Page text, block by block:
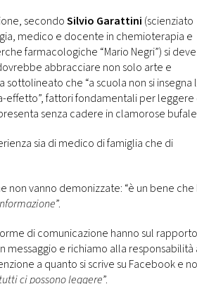
secondoSilvio Garattini (scienziato
medico e docente in chemioterapia e
farmacologiche “Mario Negri”) si deve
abbracciare non solo arte e
sottolineato che “a scuola non si insegna
fattori fondamentali per leggere
senza cadere in clamorose
sia di medico di famiglia che di
non vanno demonizzate: “è un bene che
”.
di comunicazione hanno sul rapporto
messaggio e richiamo alla responsabilità
a quanto si scrive su Facebook e
ci possono leggere”.